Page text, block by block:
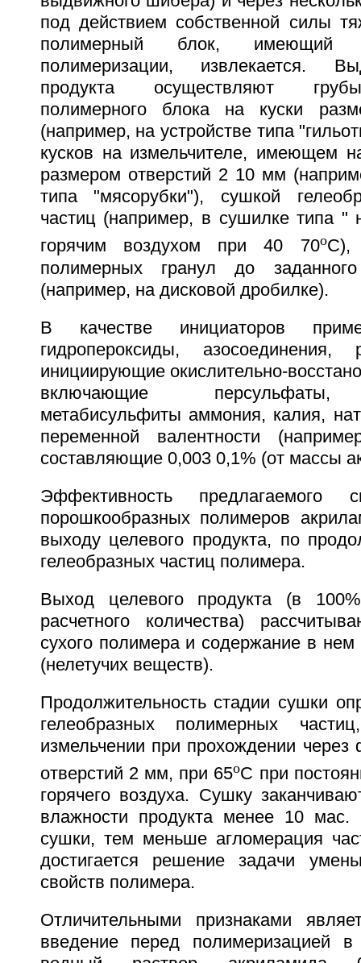
под действием собственной силы
полимерный блок, имеющий
полимеризации, извлекается.
продукта осуществляют
полимерного блока на куски
(например, на устройстве типа
кусков на измельчителе, имеющем
размером отверстий 2 10 мм
типа "мясорубки"), сушкой
частиц (например, в сушилке типа "
горячим воздухом при 40 70oС),
полимерных гранул до
(например, на дисковой дробилке).
В качестве инициаторов
гидропероксиды, азосоединения,
инициирующие окислительно-
включающие персульфаты,
метабисульфиты аммония, калия,
переменной валентности
составляющие 0,003 0,1% (от массы
Эффективность предлагаемого
порошкообразных полимеров
выходу целевого продукта, по
гелеобразных частиц полимера.
Выход целевого продукта (в
расчетного количества)
сухого полимера и содержание в нем
(нелетучих веществ).
Продолжительность стадии сушки
гелеобразных полимерных
измельчении при прохождении
отверстий 2 мм, при 65oС при
горячего воздуха. Сушку
влажности продукта менее 10
сушки, тем меньше агломерация
достигается решение задачи
свойств полимера.
Отличительными признаками
введение перед полимеризацией в